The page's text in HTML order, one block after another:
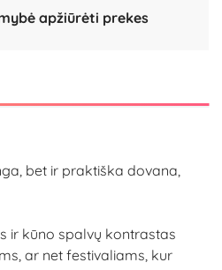
apžiūrėti prekes
bet ir praktiška dovana,
ir kūno spalvų kontrastas
ar net festivaliams, kur